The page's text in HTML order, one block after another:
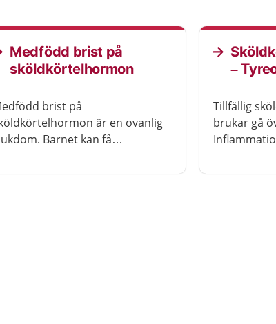
Medfödd brist på
sköldkörtelhormon
brist på
är en ovanlig
Barnet kan få
–
Tillfällig
brukar gå